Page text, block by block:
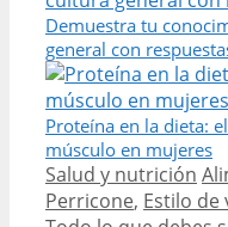
Demuestra tu
general con
Proteína en la dieta:
músculo en mujeres
Categories
Salud y nutrición
Perricone, Estilo de